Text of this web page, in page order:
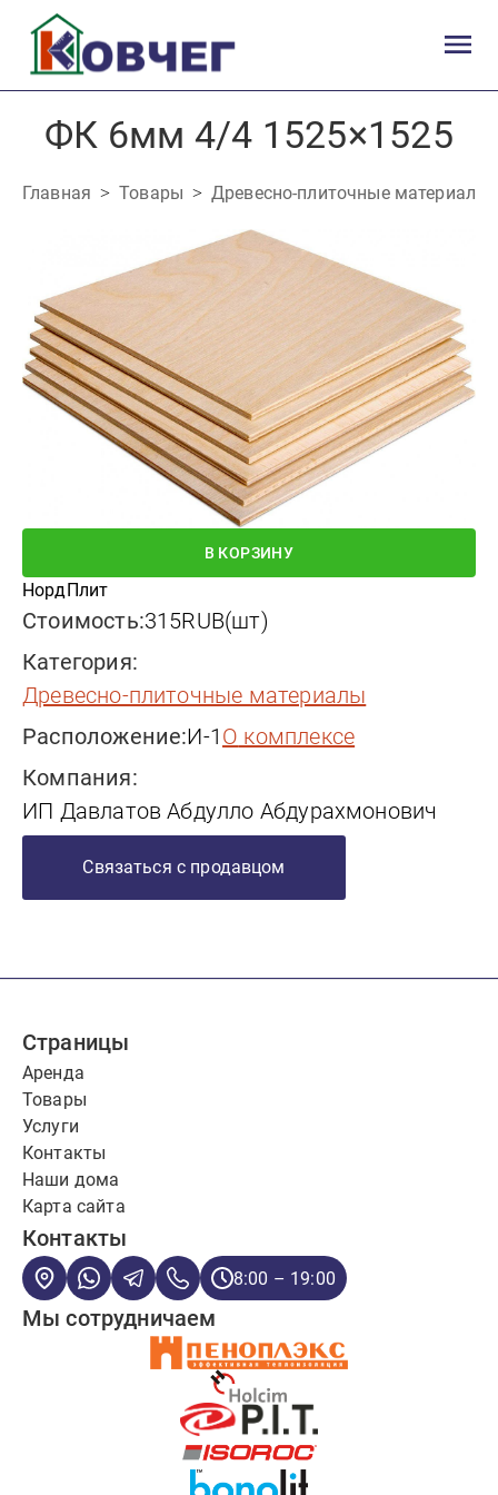
ФК 6мм 4/4 1525×1525
Главная Товары Древесно-плиточные материалы
В КОРЗИНУ
НордПлит
Стоимость:315RUB(шт)
Категория:
древесно-плиточные материалы
Расположение:И-1
о комплексе
Компания:
ИП Давлатов Абдулло Абдурахмонович
Связаться с продавцом
Страницы
Аренда
Товары
Услуги
Контакты
Наши дома
Карта сайта
Контакты
8:00 – 19:00
Мы сотрудничаем